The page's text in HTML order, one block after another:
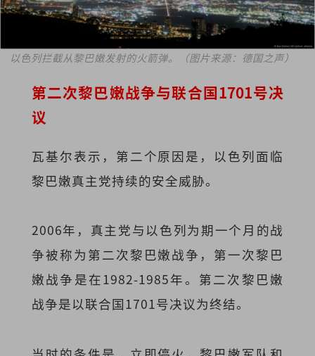
以色列拦截从黎巴嫩发射的火箭弹。（图片来源：德国之声）
第二次黎巴嫩战争与联合国1701号决
议
瓦基尔表示，第二个原因是，以色列面临
黎巴嫩真主党持续的安全威胁。
2006年，真主党与以色列为期一个月的战
争被称为第二次黎巴嫩战争，第一次黎巴
嫩战争是在1982-1985年。第二次黎巴嫩
战争是以联合国1701号决议为终结。